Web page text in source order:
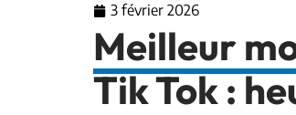
3 février 2026
Meilleur
Tik Tok :